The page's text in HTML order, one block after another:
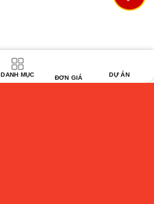
DANH MỤC ĐƠN GIÁ DỰ ÁN